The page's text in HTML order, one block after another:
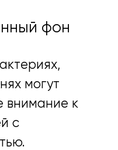
фон
могут
внимание к
с